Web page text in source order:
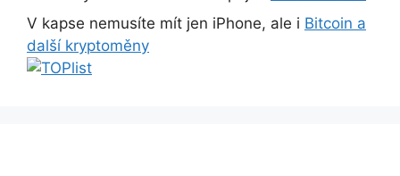
V kapse nemusíte mít jen iPhone, ale i Bitcoin a
další kryptoměny